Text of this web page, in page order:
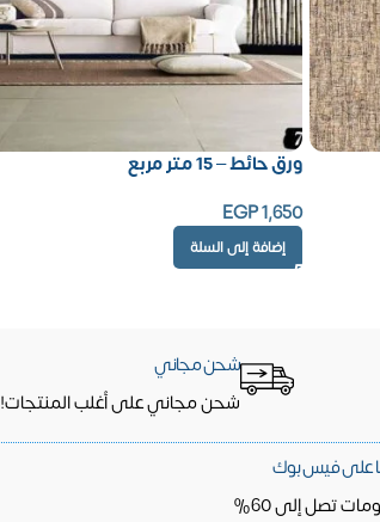
ورق حائط – 15 متر مربع
EGP1,650
إضافة إلى السلة
شحن مجاني
شحن مجاني على أغلب المنتجات!
على فيس بوك
تصل إلى 60%